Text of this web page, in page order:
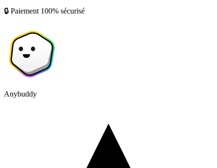
🔒 Paiement 100% sécurisé
Anybuddy